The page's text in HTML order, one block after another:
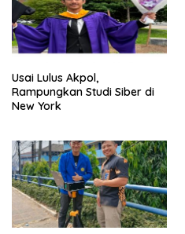
Usai Lulus Akpol,
Rampungkan Studi Siber di
New York